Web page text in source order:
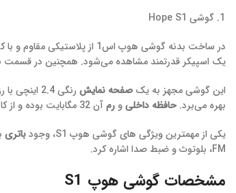
گوشی Hope S1
در ساخت بدنه گوشی هوپ
یک اسپیکر قدرتمند مشاهده می‌شود. همچنین در قسمت
این گوشی مجهز به یک صفحه نمایش رنگی 2.4 اینچی با رزولوشن 240 در 320 پیکسل است که کیفیت قابل قبولی را ارائه می‌دهد.
بهره می‌برد. حافظه داخلیو رمآن 32 مگابایت بوده و از کارت حافظه جانبی تا ظرفیت 8 گیگابایت پشتیبانی می‌نماید
یکی از مهمترین ویژگی های گوشی هوپ S1، وجود
باتری
FM، بلوتوث و ضبط صدا اشاره کرد.
مشخصات گوشی هوپ S1